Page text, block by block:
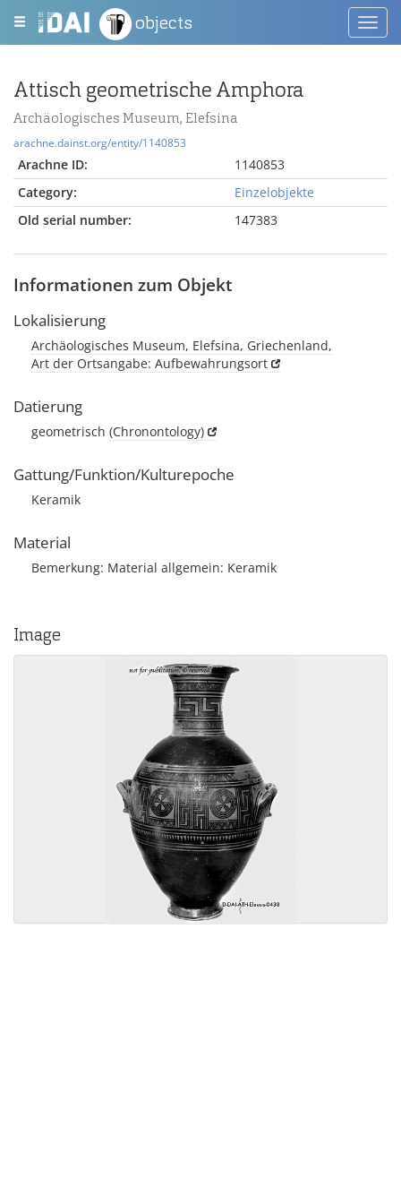
objects
Attisch geometrische Amphora
Archäologisches Museum, Elefsina
arachne.dainst.org/entity/1140853
Arachne ID:
1140853
Category:
Einzelobjekte
Old serial number:
147383
Informationen zum Objekt
Lokalisierung
Archäologisches Museum, Elefsina, Griechenland,
Art der Ortsangabe: Aufbewahrungsort
Datierung
geometrisch (Chronontology)
Gattung/Funktion/Kulturepoche
Keramik
Material
Bemerkung: Material allgemein: Keramik
Image